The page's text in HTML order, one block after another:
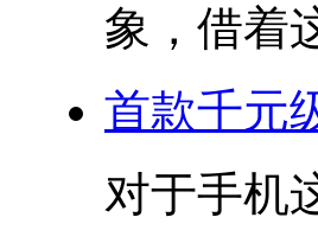
象，借着
首款千元
对于手机